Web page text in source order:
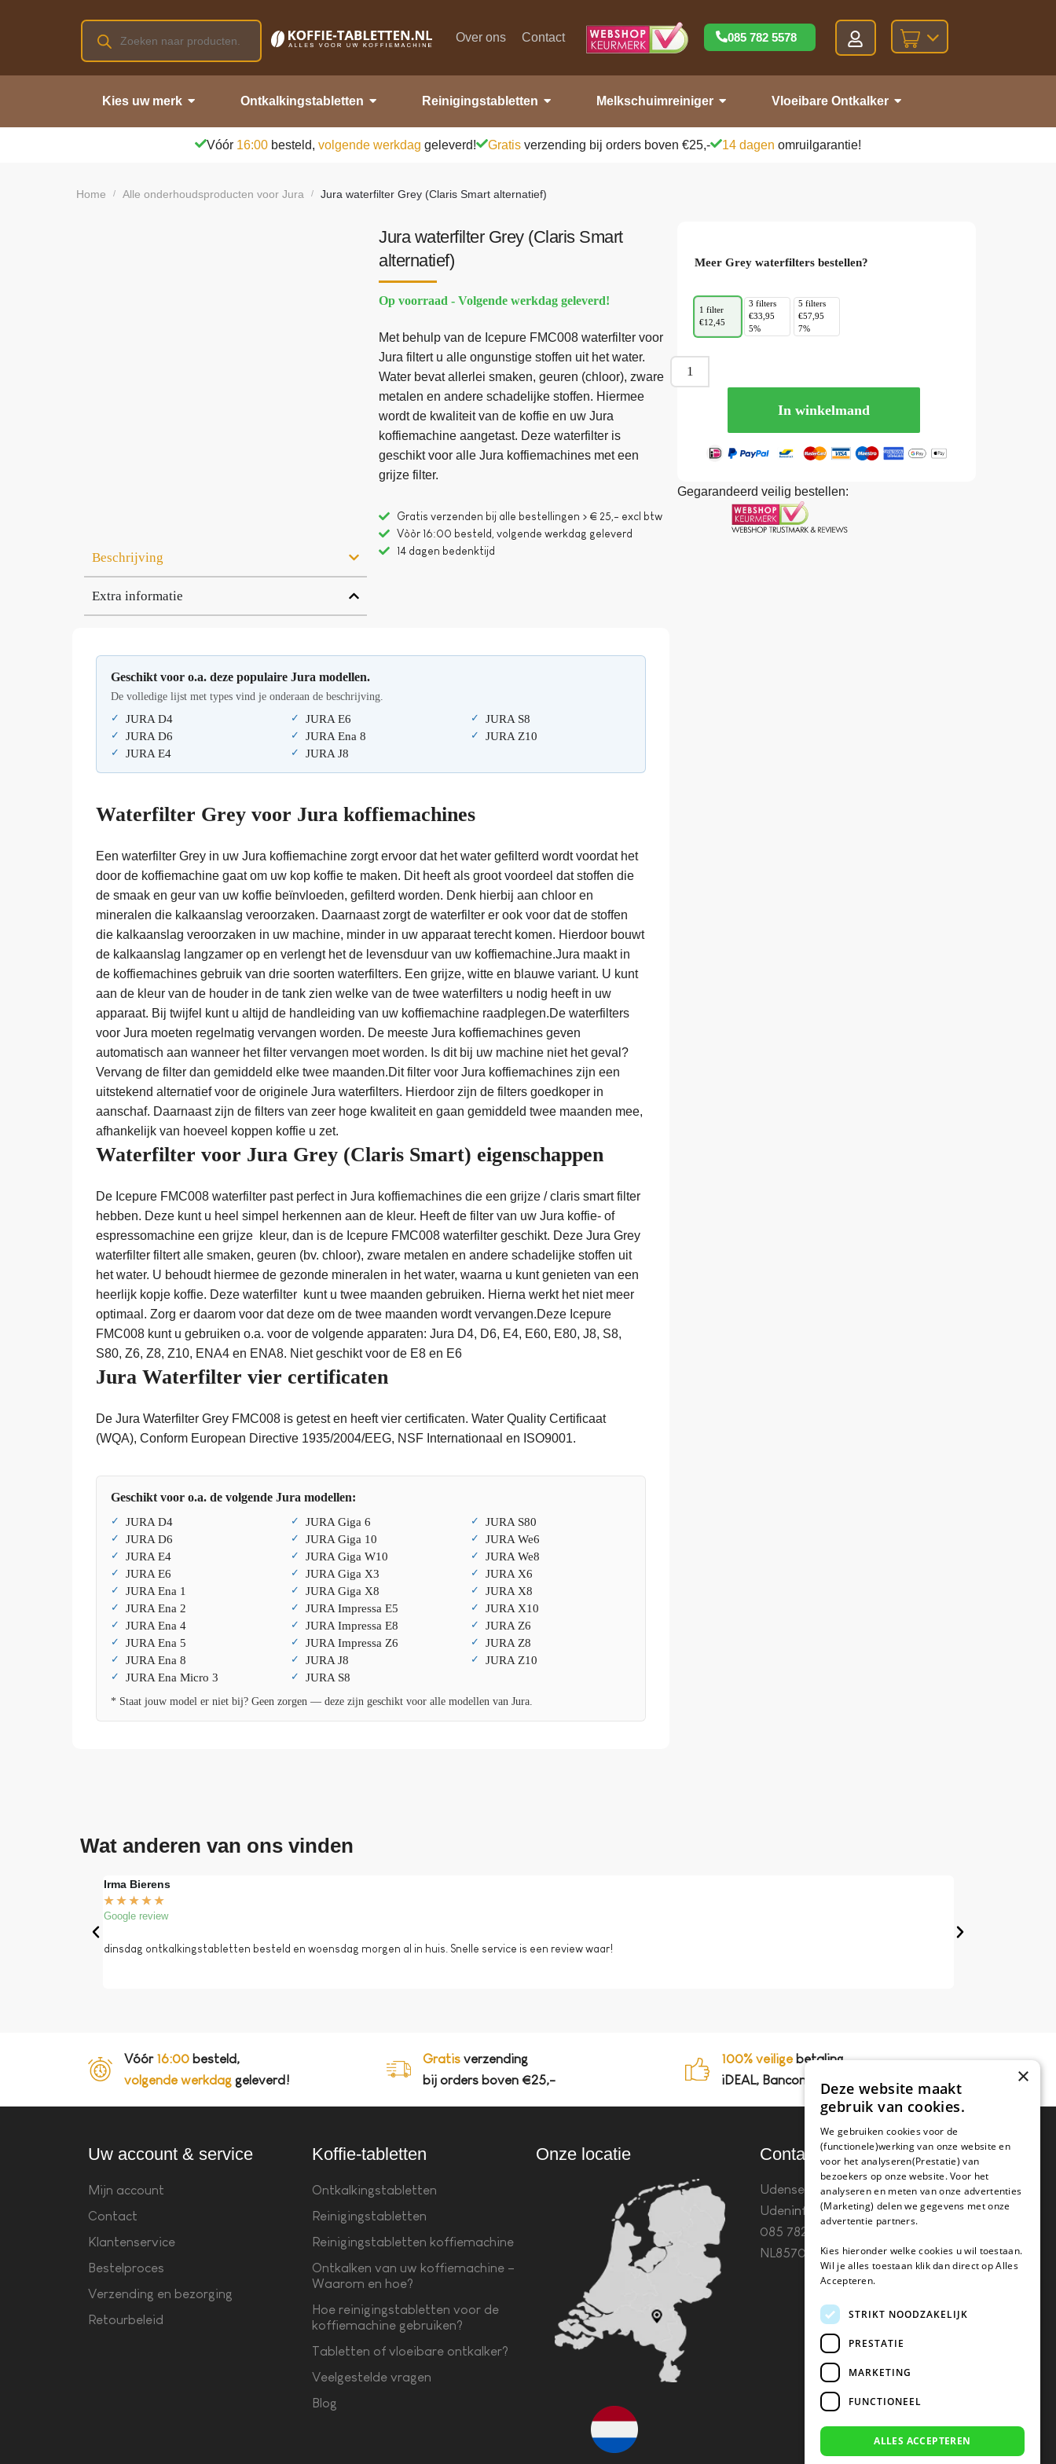
Over ons Contact 085 782 5578
Kies uw merk Ontkalkingstabletten Reinigingstabletten Melkschuimreiniger Vloeibare Ontkalker
Vóór 16:00 besteld, volgende werkdag geleverd! Gratis verzending bij orders boven €25,- 14 dagen omruilgarantie!
Home / Alle onderhoudsproducten voor Jura / Jura waterfilter Grey (Claris Smart alternatief)
Beschrijving
Extra informatie
Jura waterfilter Grey (Claris Smart
alternatief)
Op voorraad - Volgende werkdag geleverd!
Met behulp van de Icepure FMC008 waterfilter voor
Jura filtert u alle ongunstige stoffen uit het water.
Water bevat allerlei smaken, geuren (chloor), zware
metalen en andere schadelijke stoffen. Hiermee
wordt de kwaliteit van de koffie en uw Jura
koffiemachine aangetast. Deze waterfilter is
geschikt voor alle Jura koffiemachines met een
grijze filter.
Gratis verzenden bij alle bestellingen > € 25,- excl btw
Vòòr 16:00 besteld, volgende werkdag geleverd
14 dagen bedenktijd
Geschikt voor o.a. deze populaire Jura modellen.
De volledige lijst met types vind je onderaan de beschrijving.
JURA D4
JURA D6
JURA E4
JURA E6
JURA Ena 8
JURA J8
JURA S8
JURA Z10
Waterfilter Grey voor Jura koffiemachines
Een waterfilter Grey in uw Jura koffiemachine zorgt ervoor dat het water gefilterd wordt voordat het
door de koffiemachine gaat om uw kop koffie te maken. Dit heeft als groot voordeel dat stoffen die
de smaak en geur van uw koffie beïnvloeden, gefilterd worden. Denk hierbij aan chloor en
mineralen die kalkaanslag veroorzaken. Daarnaast zorgt de waterfilter er ook voor dat de stoffen
die kalkaanslag veroorzaken in uw machine, minder in uw apparaat terecht komen. Hierdoor bouwt
de kalkaanslag langzamer op en verlengt het de levensduur van uw koffiemachine.Jura maakt in
de koffiemachines gebruik van drie soorten waterfilters. Een grijze, witte en blauwe variant. U kunt
aan de kleur van de houder in de tank zien welke van de twee waterfilters u nodig heeft in uw
apparaat. Bij twijfel kunt u altijd de handleiding van uw koffiemachine raadplegen.De waterfilters
voor Jura moeten regelmatig vervangen worden. De meeste Jura koffiemachines geven
automatisch aan wanneer het filter vervangen moet worden. Is dit bij uw machine niet het geval?
Vervang de filter dan gemiddeld elke twee maanden.Dit filter voor Jura koffiemachines zijn een
uitstekend alternatief voor de originele Jura waterfilters. Hierdoor zijn de filters goedkoper in
aanschaf. Daarnaast zijn de filters van zeer hoge kwaliteit en gaan gemiddeld twee maanden mee,
afhankelijk van hoeveel koppen koffie u zet.
Waterfilter voor Jura Grey (Claris Smart) eigenschappen
De Icepure FMC008 waterfilter past perfect in Jura koffiemachines die een grijze / claris smart filter
hebben. Deze kunt u heel simpel herkennen aan de kleur. Heeft de filter van uw Jura koffie- of
espressomachine een grijze kleur, dan is de Icepure FMC008 waterfilter geschikt. Deze Jura Grey
waterfilter filtert alle smaken, geuren (bv. chloor), zware metalen en andere schadelijke stoffen uit
het water. U behoudt hiermee de gezonde mineralen in het water, waarna u kunt genieten van een
heerlijk kopje koffie. Deze waterfilter kunt u twee maanden gebruiken. Hierna werkt het niet meer
optimaal. Zorg er daarom voor dat deze om de twee maanden wordt vervangen.Deze Icepure
FMC008 kunt u gebruiken o.a. voor de volgende apparaten: Jura D4, D6, E4, E60, E80, J8, S8,
S80, Z6, Z8, Z10, ENA4 en ENA8. Niet geschikt voor de E8 en E6
Jura Waterfilter vier certificaten
De Jura Waterfilter Grey FMC008 is getest en heeft vier certificaten. Water Quality Certificaat
(WQA), Conform European Directive 1935/2004/EEG, NSF Internationaal en ISO9001.
Geschikt voor o.a. de volgende Jura modellen:
JURA D4
JURA D6
JURA E4
JURA E6
JURA Ena 1
JURA Ena 2
JURA Ena 4
JURA Ena 5
JURA Ena 8
JURA Ena Micro 3
JURA Giga 6
JURA Giga 10
JURA Giga W10
JURA Giga X3
JURA Giga X8
JURA Impressa E5
JURA Impressa E8
JURA Impressa Z6
JURA J8
JURA S8
JURA S80
JURA We6
JURA We8
JURA X6
JURA X8
JURA X10
JURA Z6
JURA Z8
JURA Z10
* Staat jouw model er niet bij? Geen zorgen — deze zijn geschikt voor alle modellen van Jura.
Meer Grey waterfilters bestellen?
1 filter
€12,45
3 filters
€33,95
5%
5 filters
€57,95
7%
In winkelmand
Gegarandeerd veilig bestellen:
Wat anderen van ons vinden
Irma Bierens
★ ★ ★ ★ ★
Google review
dinsdag ontkalkingstabletten besteld en woensdag morgen al in huis. Snelle service is een review waar!
Vóór 16:00 besteld,
volgende werkdag geleverd!
Gratis verzending
bij orders boven €25,-
100% veiligebetaling,
iDEAL, Bancontact en op rekening
Uw account & service
Mijn account
Contact
Klantenservice
Bestelproces
Verzending en bezorging
Retourbeleid
Koffie-tabletten
Ontkalkingstabletten
Reinigingstabletten
Reinigingstabletten koffiemachine
Ontkalken van uw koffiemachine –
Waarom en hoe?
Hoe reinigingstabletten voor de
koffiemachine gebruiken?
Tabletten of vloeibare ontkalker?
Veelgestelde vragen
Blog
Onze locatie Contact
Udenseweg 8B 5405 PA
Udeninfo(@)koffie-tabletten.nlTel.
085 782 5578KvK 67529623 Btw:
NL857053759B01
×
Deze website maakt
gebruik van cookies.
We gebruiken cookies voor de
(functionele)werking van onze website en
voor het analyseren(Prestatie) van
bezoekers op onze website. Voor het
analyseren en meten van onze advertenties
(Marketing) delen we gegevens met onze
advertentie partners.
Kies hieronder welke cookies u wil toestaan.
Wil je alles toestaan klik dan direct op Alles
Accepteren.
STRIKT NOODZAKELIJK
PRESTATIE
MARKETING
FUNCTIONEEL
ALLES ACCEPTEREN